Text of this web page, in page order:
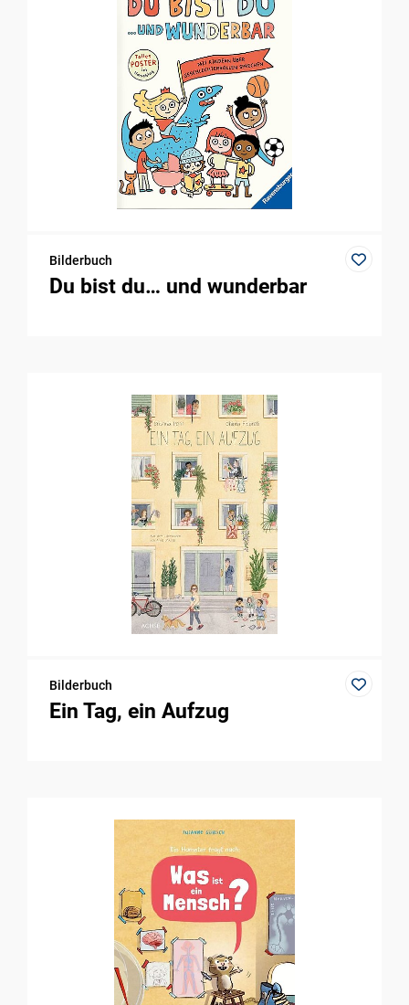
Bilderbuch
Du bist du… und wunderbar
Bilderbuch
Ein Tag, ein Aufzug